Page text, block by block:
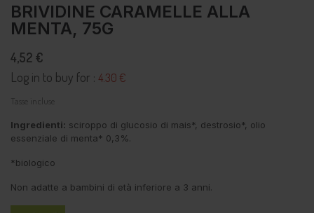
BRIVIDINE CARAMELLE ALLA
MENTA, 75G
4,52 €
Log in to buy for : 4.30 €
Tasse incluse
Ingredienti: sciroppo di glucosio di mais*, destrosio*, olio
essenziale di menta* 0,3%.
*biologico
Non adatte a bambini di età inferiore a 3 anni.